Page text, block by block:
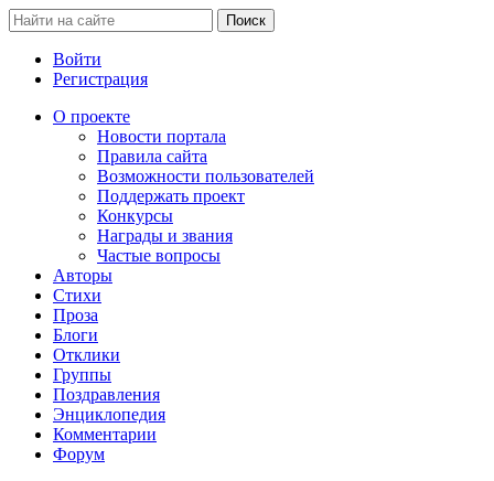
Войти
Регистрация
О проекте
Новости портала
Правила сайта
Возможности пользователей
Поддержать проект
Конкурсы
Награды и звания
Частые вопросы
Авторы
Стихи
Проза
Блоги
Отклики
Группы
Поздравления
Энциклопедия
Комментарии
Форум